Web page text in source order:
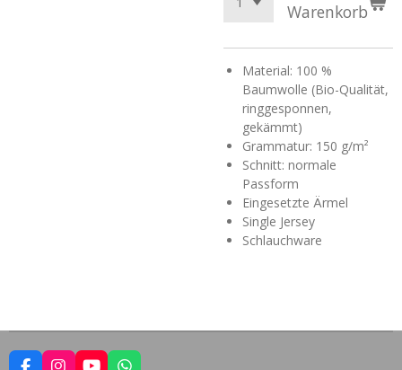
Warenkorb
Material: 100 %
Baumwolle (Bio-Qualität,
ringgesponnen,
gekämmt)
Grammatur: 150 g/m²
Schnitt: normale
Passform
Eingesetzte Ärmel
Single Jersey
Schlauchware